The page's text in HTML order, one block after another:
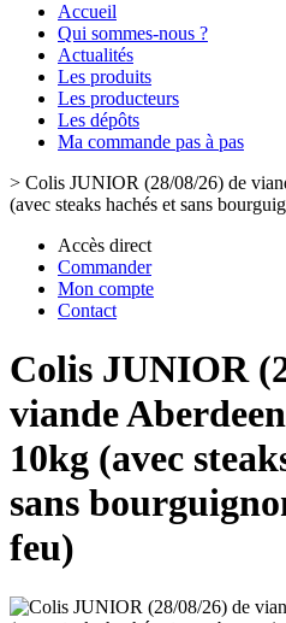
Accueil
Qui sommes-nous ?
Actualités
Les produits
Les producteurs
Les dépôts
Ma commande pas à pas
> Colis JUNIOR (28/08/26) de
(avec steaks hachés et sans
Accès direct
Commander
Mon compte
Contact
Colis JUNIOR
viande
10kg (avec
sans
feu)